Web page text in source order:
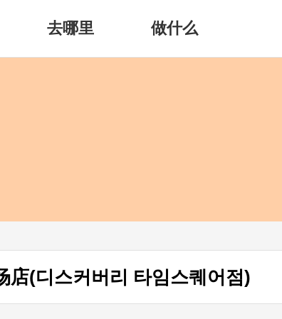
去哪里 做什么
(디스커버리 타임스퀘어점)